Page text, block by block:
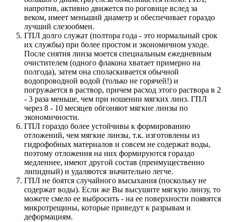
напротив, активно движется по роговице вслед за
веком, имеет меньший диаметр и обеспечивает гораздо
лучший слезообмен.
ГПЛ долго служат (полтора года - это нормальный срок
их службы) при более простом и экономичном уходе.
После снятия линза моется специальным ежедневным
очистителем (одного флакона хватает примерно на
полгода), затем она споласкивается обычной
водопроводной водой (только не горячей!) и
погружается в раствор, причем расход этого раствора в 2
- 3 раза меньше, чем при ношении мягких линз. ГПЛ
через 8 - 10 месяцев обгоняют мягкие линзы по
экономичности.
ГПЛ гораздо более устойчивы к формированию
отложений, чем мягкие линзы, т.к. изготовлены из
гидрофобных материалов и совсем не содержат воды,
поэтому отложения на них формируются гораздо
медленнее, имеют другой состав (преимущественно
липидный) и удаляются значительно легче.
ГПЛ не боятся случайного высыхания (поскольку не
содержат воды). Если же Вы высушите мягкую линзу, то
можете смело ее выбросить - на ее поверхности появятся
микротрещины, которые приведут к разрывам и
деформациям.